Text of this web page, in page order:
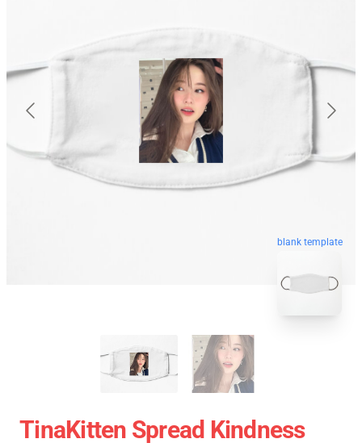
blank template
TinaKitten Spread Kindness